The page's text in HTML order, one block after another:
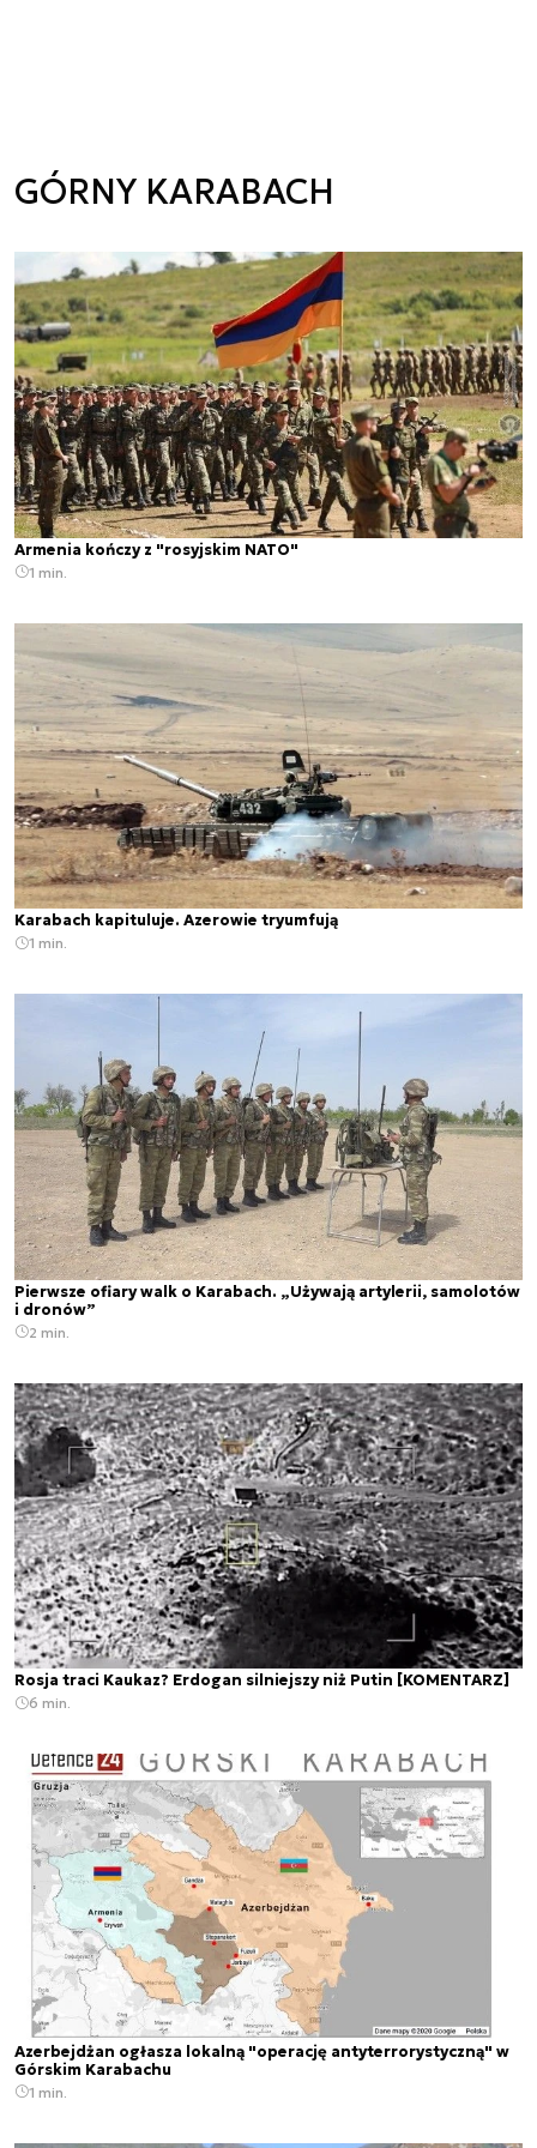
GÓRNY KARABACH
Armenia kończy z "rosyjskim NATO"
1 min.
Karabach kapituluje. Azerowie tryumfują
1 min.
Pierwsze ofiary walk o Karabach. „Używają artylerii, samolotów
i dronów”
2 min.
Rosja traci Kaukaz? Erdogan silniejszy niż Putin [KOMENTARZ]
6 min.
Azerbejdżan ogłasza lokalną "operację antyterrorystyczną" w
Górskim Karabachu
1 min.